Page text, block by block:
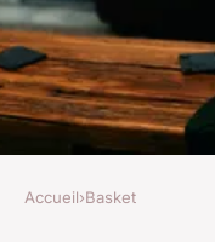
Accueil›Basket